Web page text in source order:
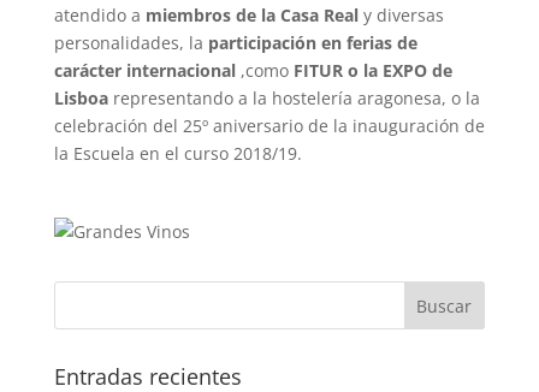
atendido a miembros de la Casa Realy diversas
personalidades, la participación en ferias de
carácter internacional,como FITUR o la EXPO de
Lisboarepresentando a la hostelería aragonesa, o la
celebración del 25º aniversario de la inauguración de
la Escuela en el curso 2018/19.
Buscar
Entradas recientes